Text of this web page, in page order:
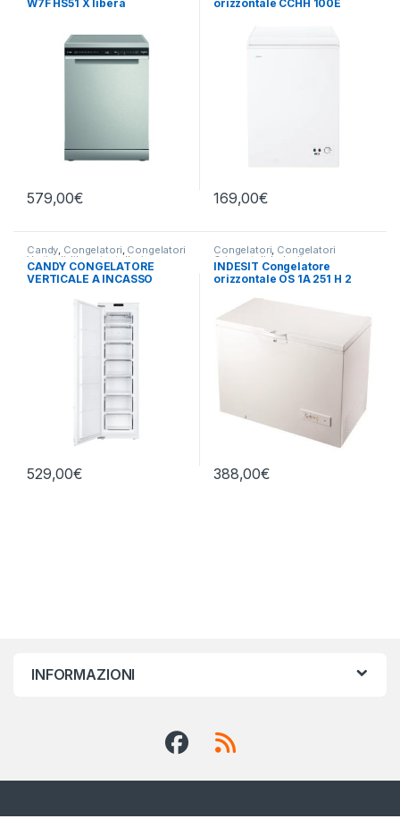
W7F HS51 X libera
579,00€
orizzontale CCHH 100E
169,00€
Candy, Congelatori, Congelatori
Verticali,libera installazione
CANDY CONGELATORE
VERTICALE A INCASSO
529,00€
Congelatori, Congelatori
Orizzontali, Indesit
INDESIT Congelatore
orizzontale OS 1A 251 H 2
388,00€
INFORMAZIONI